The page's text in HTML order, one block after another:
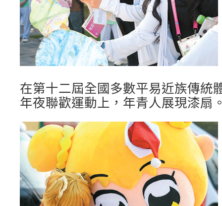
在第十二屆全國多數平易近族傳統
年夜聯歡運動上，年青人展現漆扇